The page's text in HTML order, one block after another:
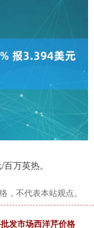
万英热。
，不代表本站观点。
发市场西洋芹价格